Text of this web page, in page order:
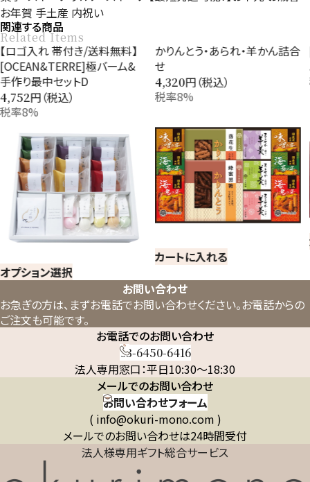
お年賀 手土産 内祝い
関連する商品
Related Items
かりんとう・あられ・羊かん詰合
せ
4,320円（税込）
税率8%
[華優雅]えびせんギフト
5,400
税率8%
お問い合わせ
お急ぎの方は、まずお電話でお問い合わせください。お電話からの
ご注文も可能です。
お電話でのお問い合わせ
03-6450-6416
法人専用窓口：平日10:30～18:30
メールでのお問い合わせ
お問い合わせフォーム
( info@okuri-mono.com )
メールでのお問い合わせは24時間受付
法人様専用ギフト総合サービス